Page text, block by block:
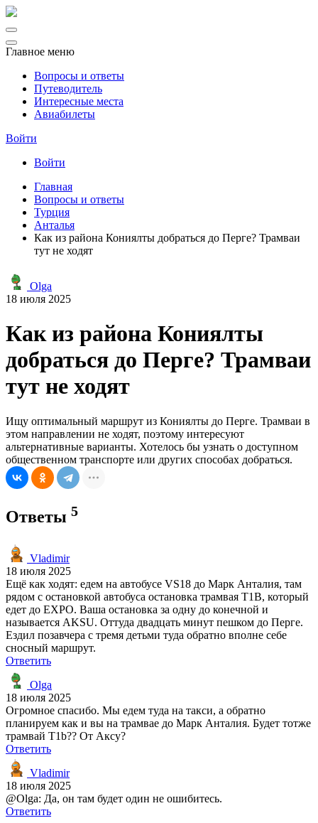
Главное меню
Вопросы и ответы
Путеводитель
Интересные места
Авиабилеты
Войти
Войти
Главная
Вопросы и ответы
Турция
Анталья
Как из района Кониялты добраться до Перге? Трамваи
тут не ходят
Olga
18 июля 2025
Как из района Кониялты
добраться до Перге? Трамваи
тут не ходят
Ищу оптимальный маршрут из Кониялты до Перге. Трамваи в
этом направлении не ходят, поэтому интересуют
альтернативные варианты. Хотелось бы узнать о доступном
общественном транспорте или других способах добраться.
Ответы 5
Vladimir
18 июля 2025
Ещё как ходят: едем на автобусе VS18 до Марк Анталия, там
рядом с остановкой автобуса остановка трамвая T1B, который
едет до EXPO. Ваша остановка за одну до конечной и
называется AKSU. Оттуда двадцать минут пешком до Перге.
Ездил позавчера с тремя детьми туда обратно вполне себе
сносный маршрут.
Ответить
Olga
18 июля 2025
Огромное спасибо. Мы едем туда на такси, а обратно
планируем как и вы на трамвае до Марк Анталия. Будет тотже
трамвай T1b?? От Аксу?
Ответить
Vladimir
18 июля 2025
@Olga: Да, он там будет один не ошибитесь.
Ответить